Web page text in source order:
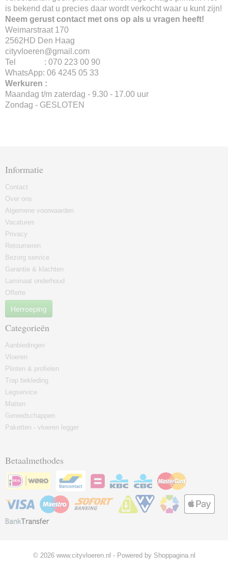
is bekend dat u precies daar wordt verkocht waar u kunt zijn!
Neem gerust contact met ons op als u vragen heeft!
Weimarstraat 170
2562HD Den Haag
cityvloeren@gmail.com
Tel : 070 223 00 90
WhatsApp: 06 4245 05 33
Werkuren :
Maandag t/m zaterdag - 9.30 - 17.00 uur
Zondag - GESLOTEN
Informatie
Contact
Over ons
Algemene voorwaarden
Vacatures
Privacy
Retourneren
Bezorg service
Garantie & klachten
Laminaat onderhoud
Offerte
Herroeping
Categorieën
Aanbiedingen
Vloeren
Plinten & profielen
Trap bekleding
Legservice
Matten
Gereedschappen
Paketten - vloeren legger
Betaalmethodes
© 2026 www.cityvloeren.nl - Powered by Shoppagina.nl